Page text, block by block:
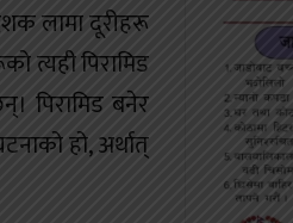
लामा दूरीहरू
त्यही पिरामिड
पिरामिड बनेर
हो, अर्थात्